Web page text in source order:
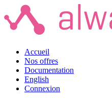
Accueil
Nos offres
Documentation
English
Connexion